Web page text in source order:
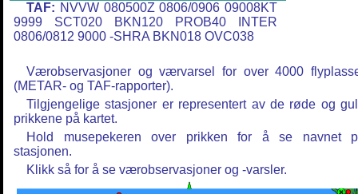
TAF: NVVW 080500Z 0806/0906 09008KT
9999 SCT020 BKN120 PROB40 INTER
0806/0812 9000 -SHRA BKN018 OVC038
Værobservasjoner og værvarsel for over 4000
(METAR- og TAF-rapporter).
Tilgjengelige stasjoner er representert av de røde og
prikkene på kartet.
Hold musepekeren over prikken for å se navnet
stasjonen.
Klikk så for å se værobservasjoner og -varsler.